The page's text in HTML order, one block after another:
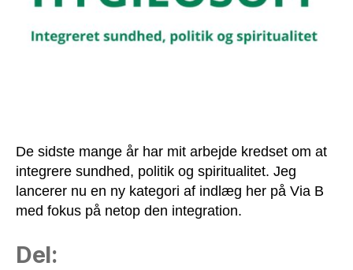
De sidste mange år har mit arbejde kredset om at
integrere sundhed, politik og spiritualitet. Jeg
lancerer nu en ny kategori af indlæg her på Via B
med fokus på netop den integration.
Del: